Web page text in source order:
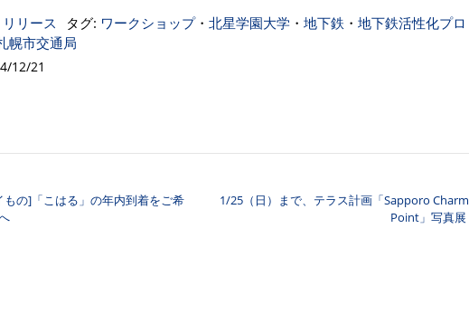
リリース タグ: ワークショップ・ 北星学園大学 ・ 地下鉄 ・ 地下鉄活性化プロ
幌市交通局
12/21
ゲーション
もの]「こはる」の年内到着をご希
1/25（日）まで、テラス計画「Sapporo Charm
Point」写真展